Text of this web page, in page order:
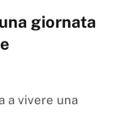
giornata
a vivere una